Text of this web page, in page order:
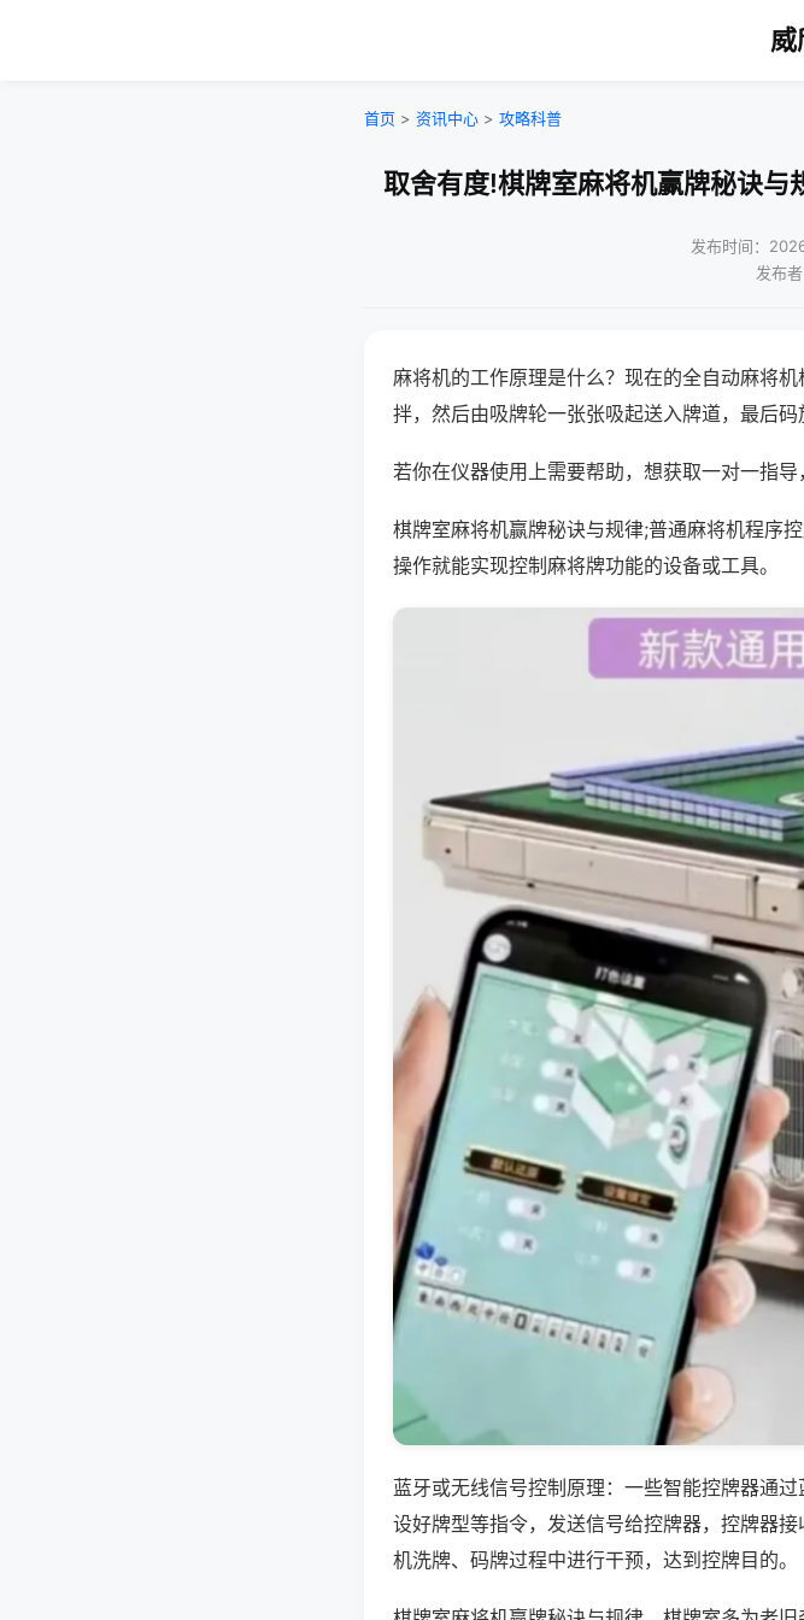
威
首页 > 资讯中心 > 攻略科普
取舍有度!棋牌室麻将机赢牌秘诀
发布时间：
发布
麻将机的工作原理是什么？现在的全自动麻将
拌，然后由吸牌轮一张张吸起送入牌道，最后
若你在仪器使用上需要帮助，想获取一对一指
棋牌室麻将机赢牌秘诀与规律;普通麻将机程序
操作就能实现控制麻将牌功能的设备或工具。
蓝牙或无线信号控制原理：一些智能控牌器通
设好牌型等指令，发送信号给控牌器，控牌器
机洗牌、码牌过程中进行干预，达到控牌目的。